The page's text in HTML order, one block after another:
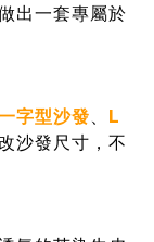
出一套專屬於
字型沙發、 L
沙發尺寸，不